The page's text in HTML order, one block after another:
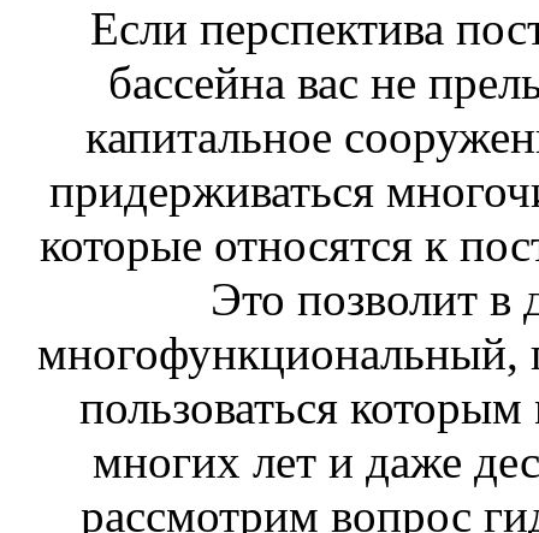
Если перспектива
бассейна вас не
капитальное
придерживаться
которые относятся к
Это позволит в
многофункциональный,
пользоваться
многих лет и даже
рассмотрим вопрос